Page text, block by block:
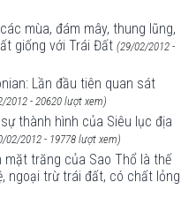
mùa, đám mây, thung lũng,
giống với Trái Đất (29/02/2012 -
Lần đầu tiên quan sát
2012 - 20620 lượt xem)
thành hình của Siêu lục địa
02/2012 - 19778 lượt xem)
mặt trăng của Sao Thổ là thế
ngoại trừ trái đất, có chất lỏng